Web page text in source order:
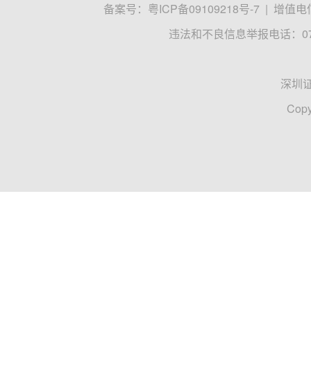
备案号： 粤ICP备09109218号-7 | 增值电
违法和不良信息举报电话：
深圳